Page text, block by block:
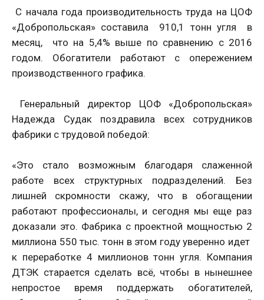
С начала года производительность труда на ЦОФ
«Добропольская» составила 910,1 тонн угля в
месяц, что на 5,4% выше по сравнению с 2016
годом. Обогатители работают с опережением
производственного графика.
Генеральный директор ЦОФ «Добропольская»
Надежда Судак поздравила всех сотрудников
фабрики с трудовой победой:
«Это стало возможным благодаря слаженной
работе всех структурных подразделений. Без
лишней скромности скажу, что в обогащении
работают профессионалы, и сегодня мы еще раз
доказали это. Фабрика с проектной мощностью 2
миллиона 550 тыс. тонн в этом году уверенно идет
к переработке 4 миллионов тонн угля. Компания
ДТЭК старается сделать всё, чтобы в нынешнее
непростое время поддержать обогатителей,